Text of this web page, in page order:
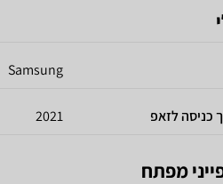
Samsung
כניסה לזאפ 2021
מפתח